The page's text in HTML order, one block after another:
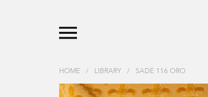
HOME / LIBRARY / SADE 116 ORO